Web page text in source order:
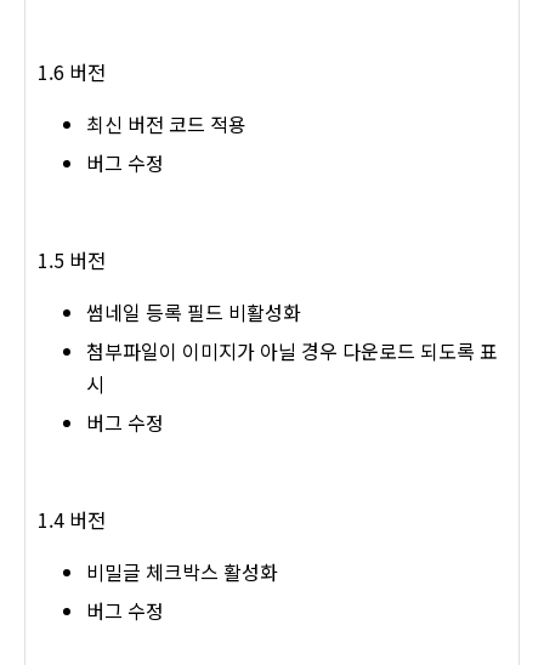
1.6 버전
최신 버전 코드 적용
버그 수정
1.5 버전
썸네일 등록 필드 비활성화
첨부파일이 이미지가 아닐 경우 다운로드 되도록 표
시
버그 수정
1.4 버전
비밀글 체크박스 활성화
버그 수정